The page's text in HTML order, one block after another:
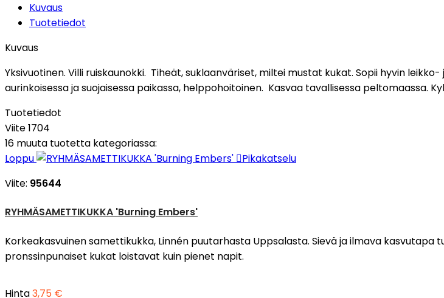
Kuvaus
Tuotetiedot
Kuvaus
Yksivuotinen. Villi ruiskaunokki. Tiheät, suklaanväriset, miltei mustat kukat. Sopii hyvin
aurinkoisessa ja suojaisessa paikassa, helppohoitoinen. Kasvaa tavallisessa peltomaassa.
Tuotetiedot
Viite1704
16 muuta tuotetta kategoriassa:
Loppu
Pikakatselu
Viite: 95644
RYHMÄSAMETTIKUKKA 'Burning Embers'
Korkeakasvuinen samettikukka, Linnén puutarhasta Uppsalasta. Sievä ja ilmava kasvutapa
pronssinpunaiset kukat loistavat kuin pienet napit.
Hinta3,75 €